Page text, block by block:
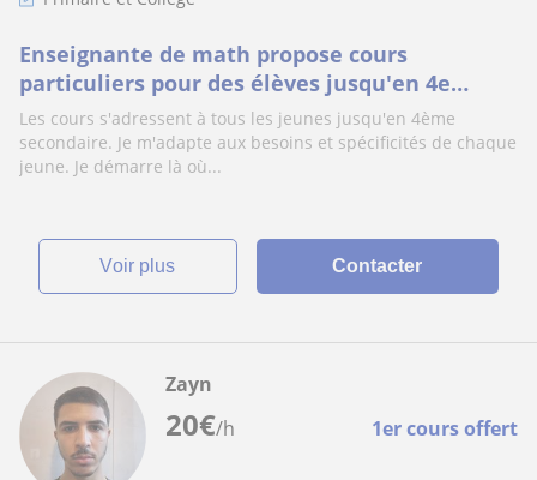
Enseignante de math propose cours
particuliers pour des élèves jusqu'en 4e
secondaire
Les cours s'adressent à tous les jeunes jusqu'en 4ème
secondaire. Je m'adapte aux besoins et spécificités de chaque
jeune. Je démarre là où...
voir plus Contacter
20€/h 1er cours offert
Zayn